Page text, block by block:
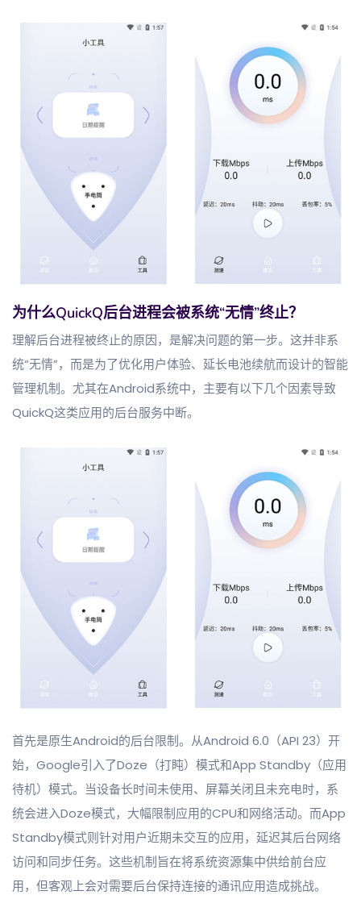
为什么QuickQ后台进程会被系统“无情”终止？
理解后台进程被终止的原因，是解决问题的第一步。这并非系
统“无情”，而是为了优化用户体验、延长电池续航而设计的智能
管理机制。尤其在Android系统中，主要有以下几个因素导致
QuickQ这类应用的后台服务中断。
首先是原生Android的后台限制。从Android 6.0（API 23）开
始，Google引入了Doze（打盹）模式和App Standby（应用
待机）模式。当设备长时间未使用、屏幕关闭且未充电时，系
统会进入Doze模式，大幅限制应用的CPU和网络活动。而App
Standby模式则针对用户近期未交互的应用，延迟其后台网络
访问和同步任务。这些机制旨在将系统资源集中供给前台应
用，但客观上会对需要后台保持连接的通讯应用造成挑战。